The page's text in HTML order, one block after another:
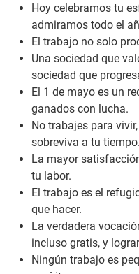
Hoy celebramos tu
admiramos todo el
El trabajo no solo
Una sociedad que
sociedad que
El 1 de mayo es un
ganados con lucha.
No trabajes para
sobreviva a tu tiempo.
La mayor
tu labor.
El trabajo es el
que hacer.
La verdadera
incluso gratis, y
Ningún trabajo es